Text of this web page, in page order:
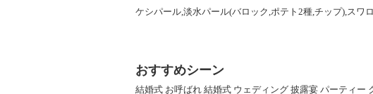
ケシパール,淡水パール(バロック,ポテト2種,チップ),ス
おすすめシーン
結婚式 お呼ばれ 結婚式 ウェディング 披露宴 パーティー